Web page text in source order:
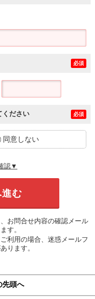
必須
ください 必須
同意しない
認▼
お問合せ内容の確認メール
す。
利用の場合、迷惑メールフ
ります。
先頭へ